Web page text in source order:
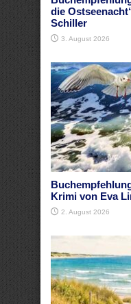
die
Schiller
3. August 2026
Krimi von Eva
2. August 2026